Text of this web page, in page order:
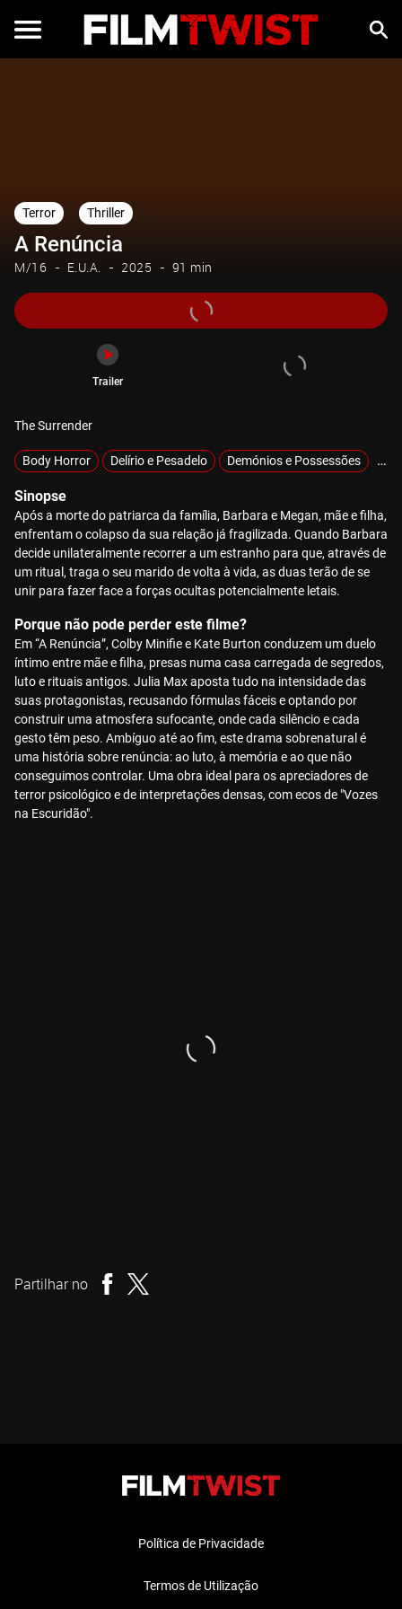
Terror Thriller
A Renúncia
M/16 E.U.A. 2025 91 min
Trailer
The Surrender
Body Horror Delírio e Pesadelo Demónios e Possessões
Sinopse
Após a morte do patriarca da família, Barbara e Megan, mãe e filha,
enfrentam o colapso da sua relação já fragilizada. Quando Barbara
decide unilateralmente recorrer a um estranho para que, através de
um ritual, traga o seu marido de volta à vida, as duas terão de se
unir para fazer face a forças ocultas potencialmente letais.
Porque não pode perder este filme?
Em “A Renúncia”, Colby Minifie e Kate Burton conduzem um duelo
íntimo entre mãe e filha, presas numa casa carregada de segredos,
luto e rituais antigos. Julia Max aposta tudo na intensidade das
suas protagonistas, recusando fórmulas fáceis e optando por
construir uma atmosfera sufocante, onde cada silêncio e cada
gesto têm peso. Ambíguo até ao fim, este drama sobrenatural é
uma história sobre renúncia: ao luto, à memória e ao que não
conseguimos controlar. Uma obra ideal para os apreciadores de
terror psicológico e de interpretações densas, com ecos de "Vozes
na Escuridão".
Partilhar no
Política de Privacidade
Termos de Utilização